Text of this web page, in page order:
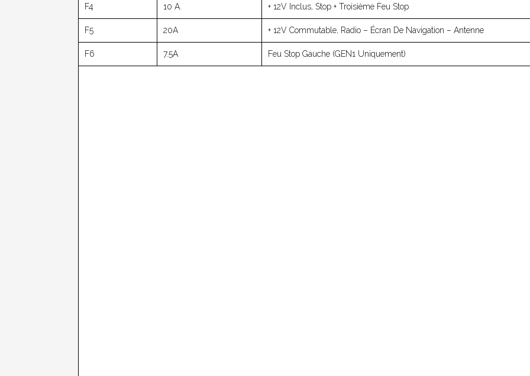
F4 10 A. + 12V Inclus, Stop + Troisième Feu Stop
F5 20A + 12V Commutable, Radio – Écran De Navigation – Antenne
F6 7.5A Feu Stop Gauche (GEN1 Uniquement)